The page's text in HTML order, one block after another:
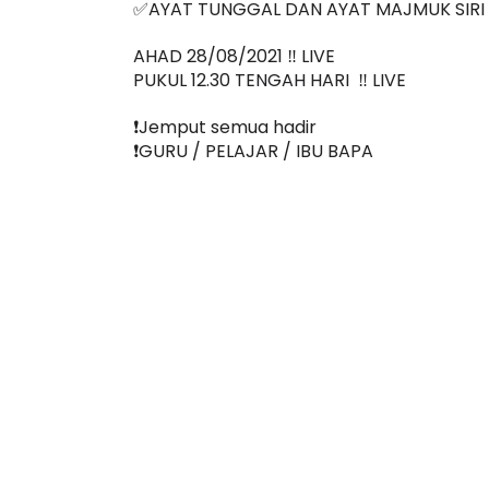
✅AYAT TUNGGAL DAN AYAT MAJMUK SIRI
AHAD 28/08/2021 ‼️ LIVE
PUKUL 12.30 TENGAH HARI  ‼️ LIVE
❗️Jemput semua hadir
❗️GURU / PELAJAR / IBU BAPA